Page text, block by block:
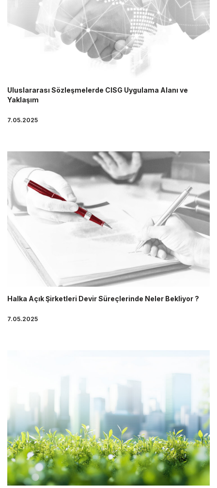
Uluslararası Sözleşmelerde CISG Uygulama Alanı ve
Yaklaşım
7.05.2025
Halka Açık Şirketleri Devir Süreçlerinde Neler Bekliyor ?
7.05.2025